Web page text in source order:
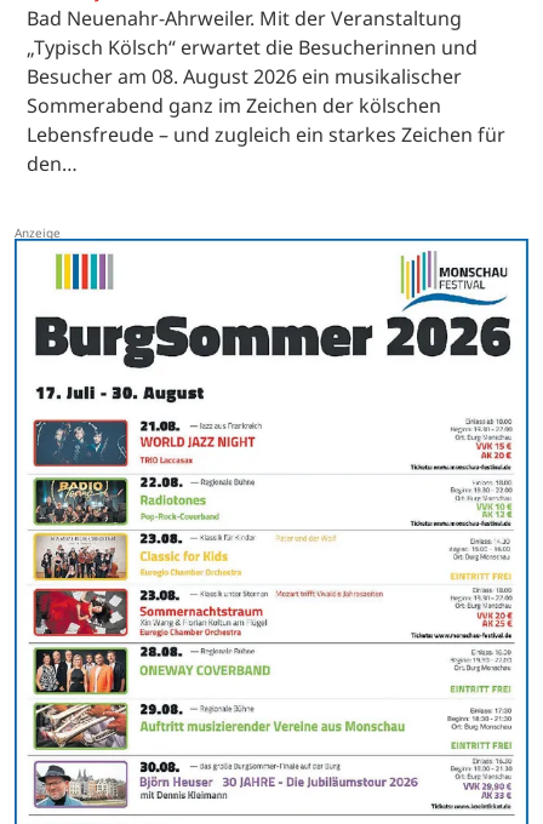
Bad Neuenahr-Ahrweiler. Mit der Veranstaltung
„Typisch Kölsch“ erwartet die Besucherinnen und
Besucher am 08. August 2026 ein musikalischer
Sommerabend ganz im Zeichen der kölschen
Lebensfreude – und zugleich ein starkes Zeichen für
den…